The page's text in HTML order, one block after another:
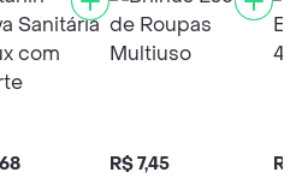
R$ 7,45 R$